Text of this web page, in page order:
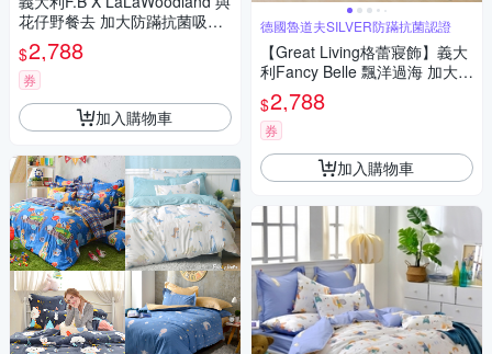
花仔野餐去 加大防蹣抗菌吸濕
排汗兩用被床包組
$2,788
券
加入購物車
德國魯道夫SILVER防蹣抗菌認證
【Great Living格蕾寢飾】義大
利Fancy Belle 飄洋過海 加大純
棉防蹣抗菌吸濕排汗兩用被床
包組
$2,788
券
加入購物車